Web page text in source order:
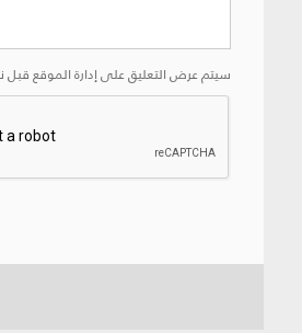
سيتم عرض التعليق على إدارة الموقع